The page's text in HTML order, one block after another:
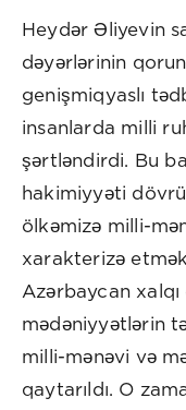
Heydər Əliyevin
dəyərlərinin
genişmiqyaslı
insanlarda milli
şərtləndirdi. Bu
hakimiyyəti
ölkəmizə milli-
xarakterizə
Azərbaycan xalqı
mədəniyyətlərin
milli-mənəvi və
qaytarıldı. O